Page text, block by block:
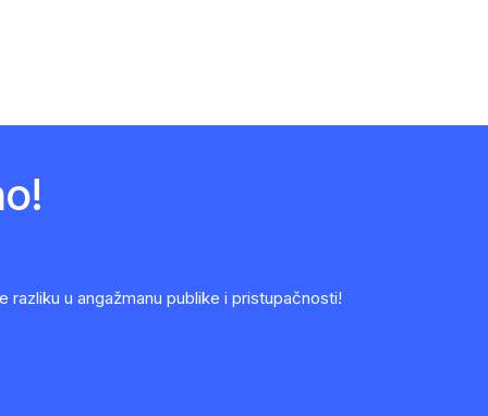
u angažmanu publike i pristupačnosti!